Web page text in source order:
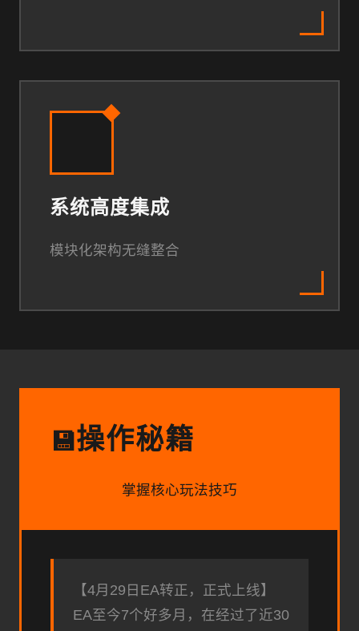
系统高度集成
模块化架构无缝整合
💾操作秘籍
掌握核心玩法技巧
【4月29日EA转正，正式上线】
EA至今7个好多月，在经过了近30